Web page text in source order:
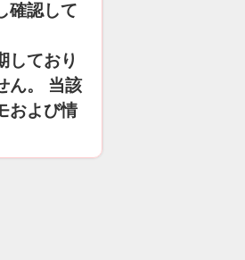
確認して
しており
ん。 当該
および情